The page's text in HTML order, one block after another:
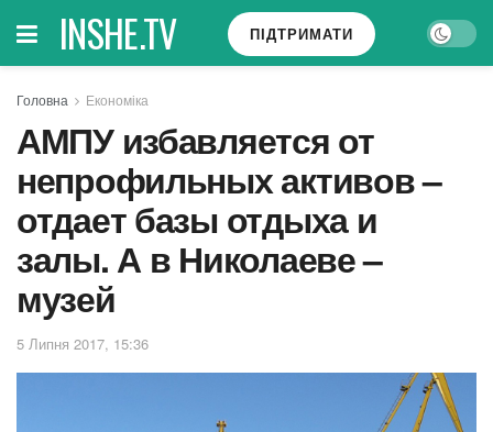
INSHE.TV ПІДТРИМАТИ
Головна Економіка
АМПУ избавляется от
непрофильных активов –
отдает базы отдыха и
залы. А в Николаеве –
музей
5 Липня 2017, 15:36